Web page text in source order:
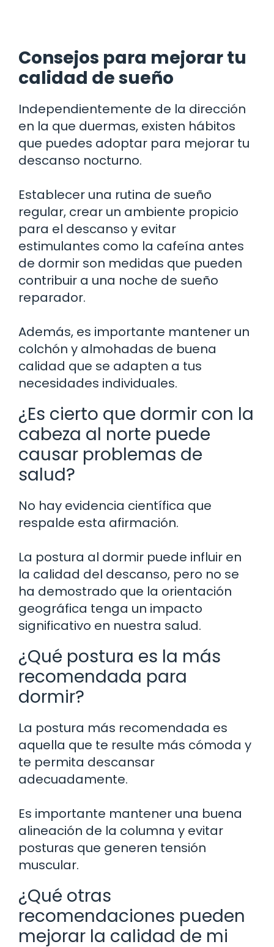
Consejos para mejorar tu
calidad de sueño
Independientemente de la dirección
en la que duermas, existen hábitos
que puedes adoptar para mejorar tu
descanso nocturno.
Establecer una rutina de sueño
regular, crear un ambiente propicio
para el descanso y evitar
estimulantes como la cafeína antes
de dormir son medidas que pueden
contribuir a una noche de sueño
reparador.
Además, es importante mantener un
colchón y almohadas de buena
calidad que se adapten a tus
necesidades individuales.
¿Es cierto que dormir con la
cabeza al norte puede
causar problemas de
salud?
No hay evidencia científica que
respalde esta afirmación.
La postura al dormir puede influir en
la calidad del descanso, pero no se
ha demostrado que la orientación
geográfica tenga un impacto
significativo en nuestra salud.
¿Qué postura es la más
recomendada para
dormir?
La postura más recomendada es
aquella que te resulte más cómoda y
te permita descansar
adecuadamente.
Es importante mantener una buena
alineación de la columna y evitar
posturas que generen tensión
muscular.
¿Qué otras
recomendaciones pueden
mejorar la calidad de mi